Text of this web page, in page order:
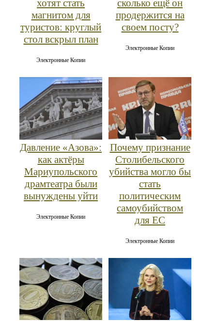
хотят стать
магнитом для
туристов: круглый
стол вскрыл план
Электронные Копии
сколько ещё он
продержится на
своем посту?
Электронные Копии
Давление «Азова»:
как актёры
Мариупольского
драмтеатра были
вынуждены уйти
Электронные Копии
Почему признание
Столибельского
убийства могло бы
стать
политическим
самоубийством
для ЕС
Электронные Копии